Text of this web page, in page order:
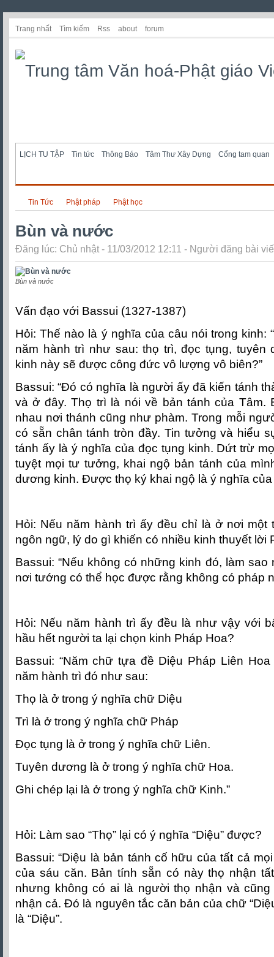
Trang nhất Tìm kiếm Rss about forum
LỊCH TU TẬP Tin tức Thông Báo Tâm Thư Xây Dựng Cổng tam quan
Tin Tức Phật pháp Phật học
Bùn và nước
Đăng lúc: Chủ nhật - 11/03/2012 12:11 - Người đăng bài
Bùn và nước
Vấn đạo với Bassui (1327-1387)
Hỏi: Thế nào là ý nghĩa của câu nói trong kinh:
năm hành trì như sau: thọ trì, đọc tụng, tuyên
kinh này sẽ được công đức vô lượng vô biên?”
Bassui: “Ðó có nghĩa là người ấy đã kiến tánh
và ở đây. Thọ trì là nói về bản tánh của Tâm.
nhau nơi thánh cũng như phàm. Trong mỗi
có sẵn chân tánh tròn đầy. Tin tưởng và hiểu
tánh ấy là ý nghĩa của đọc tụng kinh. Dứt trừ
tuyệt mọi tư tưởng, khai ngộ bản tánh của
dương kinh. Ðược thọ ký khai ngộ là ý nghĩa của
Hỏi: Nếu năm hành trì ấy đều chỉ là ở nơi một
ngôn ngữ, lý do gì khiến có nhiều kinh thuyết lời
Bassui: “Nếu không có những kinh đó, làm
nơi tướng có thể học được rằng không có pháp
Hỏi: Nếu năm hành trì ấy đều là như vậy với
hầu hết người ta lại chọn kinh Pháp Hoa?
Bassui: “Năm chữ tựa đề Diệu Pháp Liên
năm hành trì đó như sau:
Thọ là ở trong ý nghĩa chữ Diệu
Trì là ở trong ý nghĩa chữ Pháp
Ðọc tụng là ở trong ý nghĩa chữ Liên.
Tuyên dương là ở trong ý nghĩa chữ Hoa.
Ghi chép lại là ở trong ý nghĩa chữ Kinh.”
Hỏi: Làm sao “Thọ” lại có ý nghĩa “Diệu” được?
Bassui: “Diệu là bản tánh cố hữu của tất cả
của sáu căn. Bản tính sẵn có này thọ nhận
nhưng không có ai là người thọ nhận và
nhận cả. Ðó là nguyên tắc căn bản của chữ
là “Diệu”.